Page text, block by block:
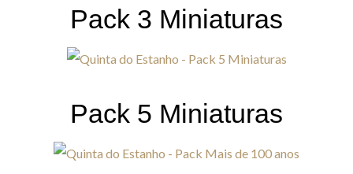
Pack 3 Miniaturas
Pack 5 Miniaturas